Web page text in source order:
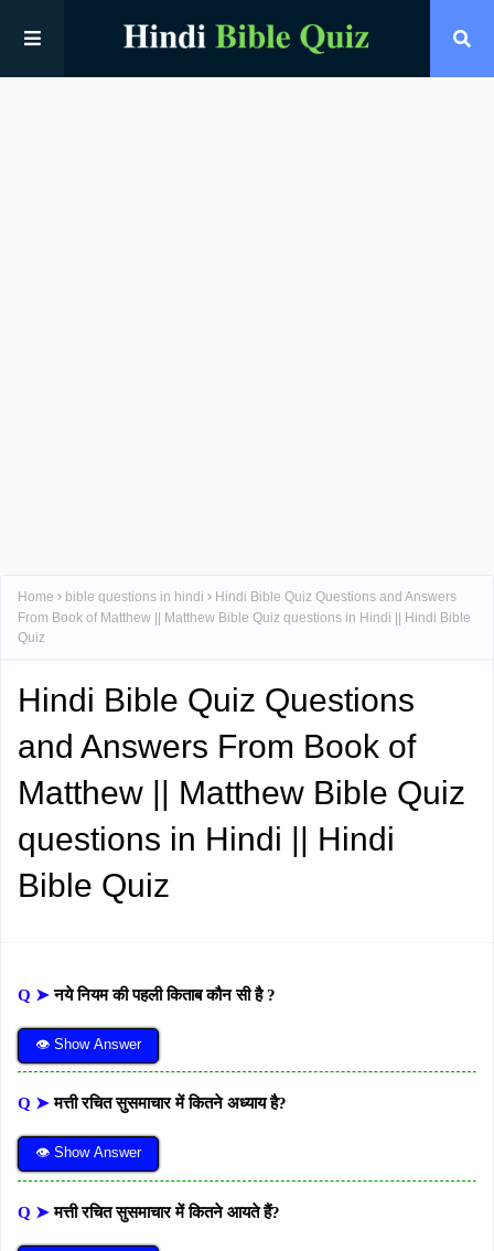
Home bible questions in hindi
Hindi Bible Quiz Questions and Answers
From Book of Matthew || Matthew Bible Quiz questions in Hindi || Hindi Bible
Quiz
Hindi Bible Quiz Questions
and Answers From Book of
Matthew || Matthew Bible Quiz
questions in Hindi || Hindi
Bible Quiz
Q ➤नये नियम की पहली किताब कौन सी है ?
👁 Show Answer
Q ➤मत्ती रचित सुसमाचार में कितने अध्याय है?
👁 Show Answer
Q ➤मत्ती रचित सुसमाचार में कितने आयते हैं?